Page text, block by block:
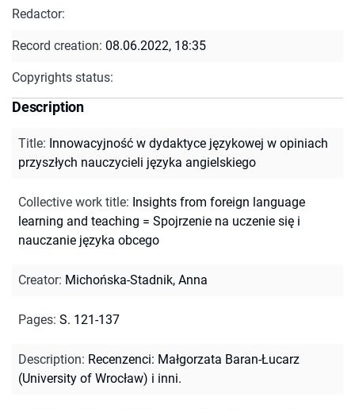
Redactor:
Record creation: 08.06.2022, 18:35
Copyrights status:
Description
Title: Innowacyjność w dydaktyce językowej w opiniach
przyszłych nauczycieli języka angielskiego
Collective work title: Insights from foreign language
learning and teaching = Spojrzenie na uczenie się i
nauczanie języka obcego
Creator: Michońska-Stadnik, Anna
Pages: S. 121-137
Description: Recenzenci: Małgorzata Baran-Łucarz
(University of Wrocław) i inni.